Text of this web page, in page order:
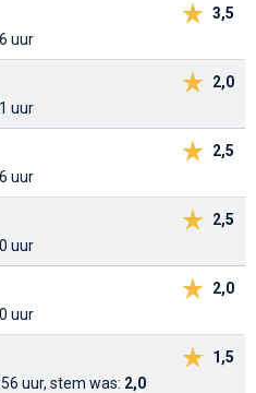
3,5
uur
2,0
uur
2,5
uur
2,5
uur
2,0
uur
1,5
uur, stem was: 2,0